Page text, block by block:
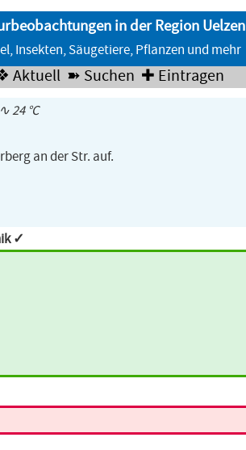
in der Region Uelzen
Insekten, Säugetiere, Pflanzen und mehr
Aktuell ➽ Suchen ✚ Eintragen
24 °C
an der Str. auf.
✓